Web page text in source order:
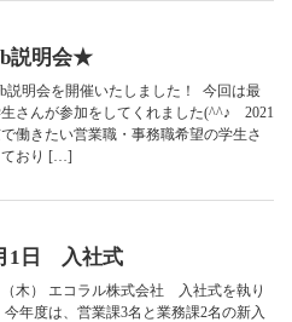
説明会★
説明会を開催いたしました！ 今回は最
生さんが参加をしてくれました(^^♪ 2021
働きたい営業職・事務職希望の学生さ
おり […]
1日 入社式
（木） エコラル株式会社 入社式を執り
今年度は、営業課3名と業務課2名の新入